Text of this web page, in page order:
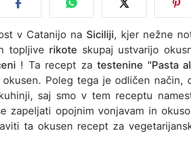
v Catanijo na Siciliji, kjer nežne
topljive rikote skupaj ustvarijo
! Ta recept zatestenine "Pasta
Poleg tega je odličen način,
saj smo v tem receptu
zapeljati opojnim vonjavam in
ta okusen recept za